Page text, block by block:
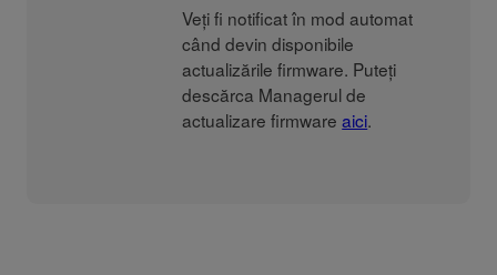
Veți fi notificat în mod automat
când devin disponibile
actualizările firmware. Puteți
descărca Managerul de
actualizare firmwareaici.